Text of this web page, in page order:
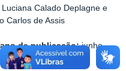
Luciana Calado Deplagne e
Carlos de Assis
ano de publicação:junho